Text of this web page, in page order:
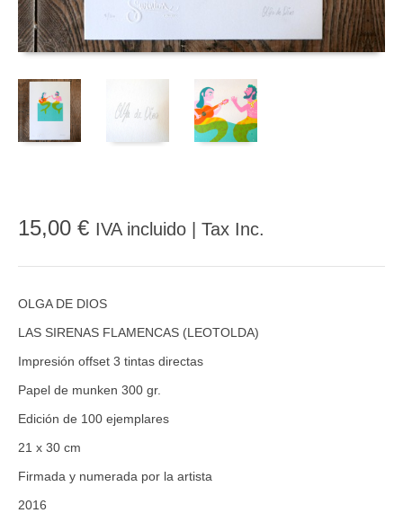
15,00 € IVA incluido | Tax Inc.
OLGA DE DIOS
LAS SIRENAS FLAMENCAS (LEOTOLDA)
Impresión offset 3 tintas directas
Papel de munken 300 gr.
Edición de 100 ejemplares
21 x 30 cm
Firmada y numerada por la artista
2016